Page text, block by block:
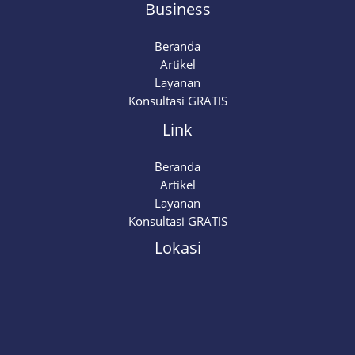
Business
Beranda
Artikel
Layanan
Konsultasi GRATIS
Link
Beranda
Artikel
Layanan
Konsultasi GRATIS
Lokasi